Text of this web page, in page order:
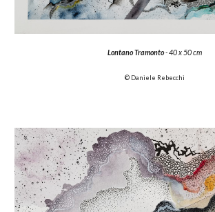
Lontano Tramonto- 40 x 50 cm
© Daniele Rebecchi